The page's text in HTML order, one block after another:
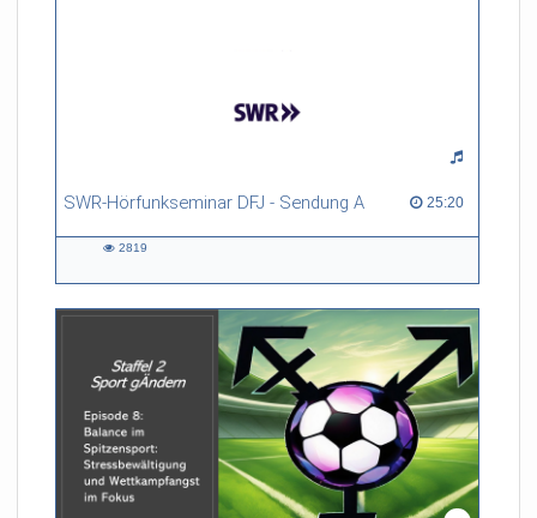
SWR-Hörfunkseminar DFJ - Sendung A 25:20
25:20 duration
2819